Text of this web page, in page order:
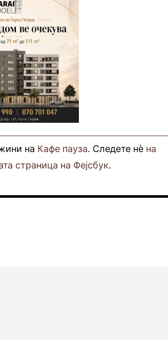
на Кафе пауза. Следете нè на
страница на Фејсбук.